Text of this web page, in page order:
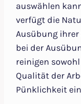
auswählen
verfügt die
Ausübung
bei der
reinigen
Qualität der
Pünklichkeit